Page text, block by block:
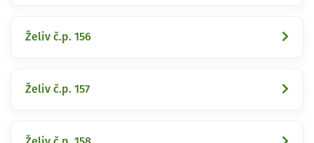
Želiv č.p. 156
Želiv č.p. 157